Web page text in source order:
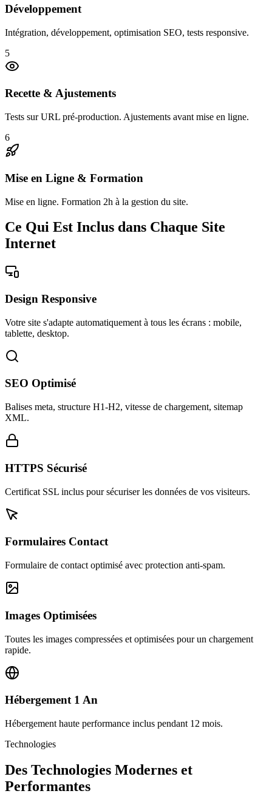
Développement
Intégration, développement, optimisation SEO, tests responsive.
5
Recette & Ajustements
Tests sur URL pré-production. Ajustements avant mise en ligne.
6
Mise en Ligne & Formation
Mise en ligne. Formation 2h à la gestion du site.
Ce Qui Est Inclus dans Chaque Site
Internet
Design Responsive
Votre site s'adapte automatiquement à tous les écrans : mobile,
tablette, desktop.
SEO Optimisé
Balises meta, structure H1-H2, vitesse de chargement, sitemap
XML.
HTTPS Sécurisé
Certificat SSL inclus pour sécuriser les données de vos visiteurs.
Formulaires Contact
Formulaire de contact optimisé avec protection anti-spam.
Images Optimisées
Toutes les images compressées et optimisées pour un chargement
rapide.
Hébergement 1 An
Hébergement haute performance inclus pendant 12 mois.
Technologies
Des Technologies Modernes et
Performantes